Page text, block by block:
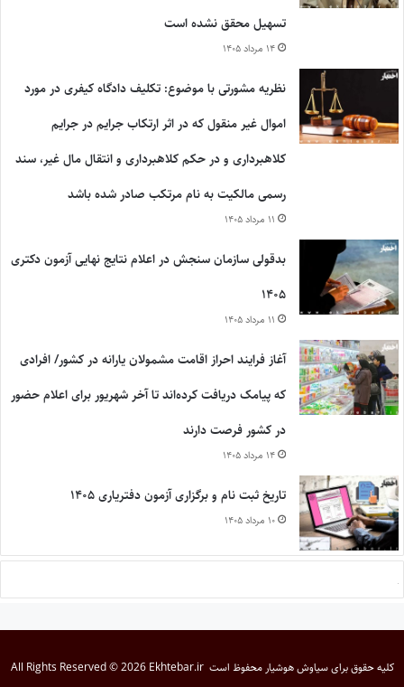
تسهیل محقق نشده است
۱۴ مرداد ۱۴۰۵
نظریه مشورتی با موضوع: تکلیف دادگاه کیفری در مورد
اموال غیر منقول که در اثر ارتکاب جرایم در جرایم
کلاهبرداری و در حکم کلاهبرداری و انتقال مال غیر، سند
رسمی مالکیت به نام مرتکب صادر شده باشد
۱۱ مرداد ۱۴۰۵
بدقولی سازمان سنجش در اعلام نتایج نهایی آزمون دکتری
۱۴۰۵
۱۱ مرداد ۱۴۰۵
آغاز فرایند احراز اقامت مشمولان یارانه در کشور/ افرادی
که پیامک دریافت کرده‌اند تا آخر شهریور برای اعلام حضور
در کشور فرصت دارند
۱۴ مرداد ۱۴۰۵
تاریخ ثبت نام و برگزاری آزمون دفتریاری ۱۴۰۵
۱۰ مرداد ۱۴۰۵
کلیه حقوق برایسیاوش هوشیار محفوظ است All Rights Reserved © 2026 Ekhtebar.ir